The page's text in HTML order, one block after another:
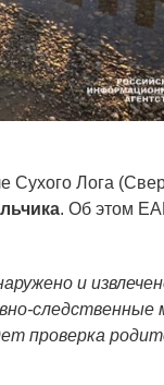
Лога
. Об этом
и
следственные
проверка